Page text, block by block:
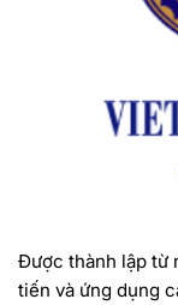
Được thành lập từ
tiến và ứng dụng